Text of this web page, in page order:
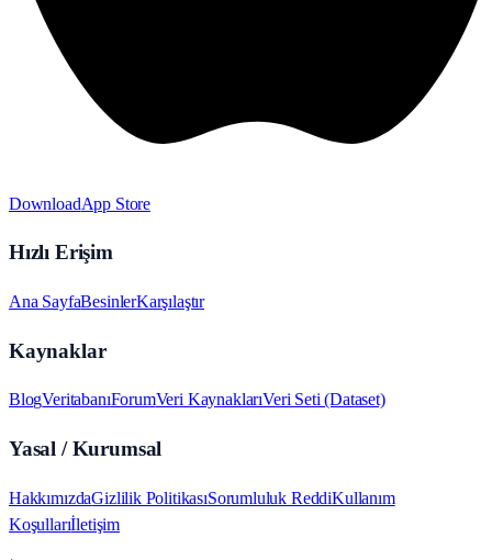
DownloadApp Store
Hızlı Erişim
Ana SayfaBesinlerKarşılaştır
Kaynaklar
BlogVeritabanıForumVeri KaynaklarıVeri Seti (Dataset)
Yasal / Kurumsal
HakkımızdaGizlilik PolitikasıSorumluluk ReddiKullanım
Koşullarıİletişim